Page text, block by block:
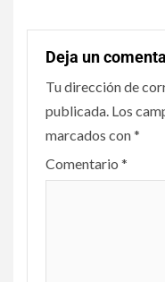
Deja un
Tu dirección de
publicada. Los
marcados con*
Comentario *